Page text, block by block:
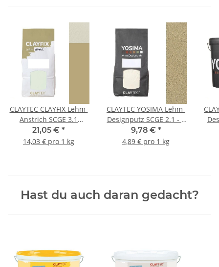
CLAYTEC CLAYFIX Lehm-
Anstrich SCGE 3.1
Feinkorn - 1,5 kg Beutel
21,05 € *
14,03 € pro 1 kg
CLAYTEC YOSIMA Lehm-
Designputz SCGE 2.1 - 2
kg Beutel
9,78 € *
4,89 € pro 1 kg
Hast du auch daran gedacht?